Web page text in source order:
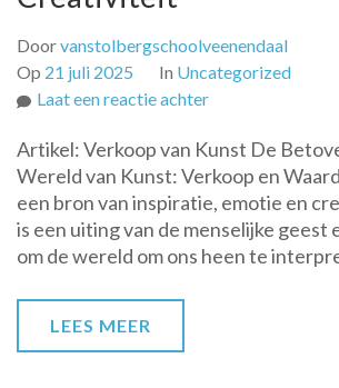
Doorvanstolbergschoolveenendaal
Op 21 juli 2025 In Uncategorized
Laat een reactie achterop
Magie
van
Kunstverkoop:
Ontdek
de
Artikel: Verkoop van Kunst De
Wereld van Kunst: Verkoop en
een bron van inspiratie, emotie en
is een uiting van de menselijke geest
om de wereld om ons heen te
LEES MEER